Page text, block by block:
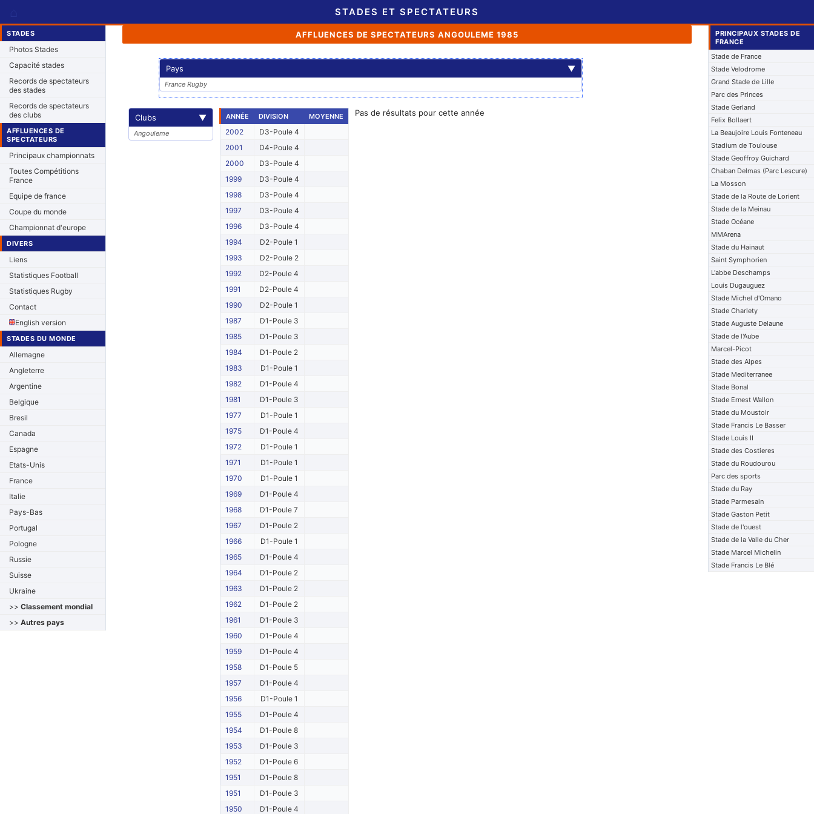
STADES ET SPECTATEURS
STADES
Photos Stades
Capacité stades
Records de spectateurs
des stades
Records de spectateurs
des clubs
AFFLUENCES DE
SPECTATEURS
Principaux championnats
Toutes Compétitions
France
Equipe de france
Coupe du monde
Championnat d'europe
DIVERS
Liens
Statistiques Football
Statistiques Rugby
Contact
English version
STADES DU MONDE
Allemagne
Angleterre
Argentine
Belgique
Bresil
Canada
Espagne
Etats-Unis
France
Italie
Pays-Bas
Portugal
Pologne
Russie
Suisse
Ukraine
>> Classement mondial
>> Autres pays
AFFLUENCES DE SPECTATEURS ANGOULEME 1985
Pays ▼
France Rugby
Clubs ▼
Angouleme
ANNÉE DIVISION MOYENNE
2002
D3-Poule 4
2001
D4-Poule 4
2000
D3-Poule 4
1999
D3-Poule 4
1998
D3-Poule 4
1997
D3-Poule 4
1996
D3-Poule 4
1994
D2-Poule 1
1993
D2-Poule 2
1992
D2-Poule 4
1991
D2-Poule 4
1990
D2-Poule 1
1987
D1-Poule 3
1985
D1-Poule 3
1984
D1-Poule 2
1983
D1-Poule 1
1982
D1-Poule 4
1981
D1-Poule 3
1977
D1-Poule 1
1975
D1-Poule 4
1972
D1-Poule 1
1971
D1-Poule 1
1970
D1-Poule 1
1969
D1-Poule 4
1968
D1-Poule 7
1967
D1-Poule 2
1966
D1-Poule 1
1965
D1-Poule 4
1964
D1-Poule 2
1963
D1-Poule 2
1962
D1-Poule 2
1961
D1-Poule 3
1960
D1-Poule 4
1959
D1-Poule 4
1958
D1-Poule 5
1957
D1-Poule 4
1956
D1-Poule 1
1955
D1-Poule 4
1954
D1-Poule 8
1953
D1-Poule 3
1952
D1-Poule 6
1951
D1-Poule 8
1951
D1-Poule 3
1950
D1-Poule 4
Pas de résultats pour cette année
PRINCIPAUX STADES DE
FRANCE
Stade de France
Stade Velodrome
Grand Stade de Lille
Parc des Princes
Stade Gerland
Felix Bollaert
La Beaujoire Louis Fonteneau
Stadium de Toulouse
Stade Geoffroy Guichard
Chaban Delmas (Parc Lescure)
La Mosson
Stade de la Route de Lorient
Stade de la Meinau
Stade Océane
MMArena
Stade du Hainaut
Saint Symphorien
L'abbe Deschamps
Louis Dugauguez
Stade Michel d'Ornano
Stade Charlety
Stade Auguste Delaune
Stade de l'Aube
Marcel-Picot
Stade des Alpes
Stade Mediterranee
Stade Bonal
Stade Ernest Wallon
Stade du Moustoir
Stade Francis Le Basser
Stade Louis II
Stade des Costieres
Stade du Roudourou
Parc des sports
Stade du Ray
Stade Parmesain
Stade Gaston Petit
Stade de l'ouest
Stade de la Valle du Cher
Stade Marcel Michelin
Stade Francis Le Blé